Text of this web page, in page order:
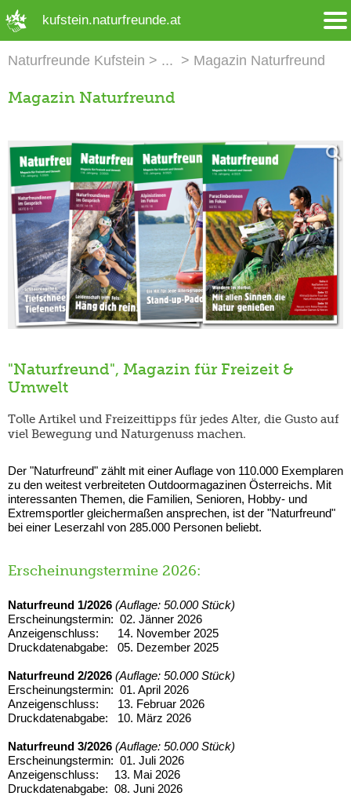
kufstein.naturfreunde.at
Naturfreunde Kufstein Magazin Naturfreund
Magazin Naturfreund
"Naturfreund", Magazin für Freizeit &
Umwelt
Tolle Artikel und Freizeittipps für jedes Alter, die Gusto auf
viel Bewegung und Naturgenuss machen.
Der "Naturfreund" zählt mit einer Auflage von 110.000 Exemplaren
zu den weitest verbreiteten Outdoormagazinen Österreichs. Mit
interessanten Themen, die Familien, Senioren, Hobby- und
Extremsportler gleichermaßen ansprechen, ist der "Naturfreund"
bei einer Leserzahl von 285.000 Personen beliebt.
Erscheinungstermine 2026:
Naturfreund 1/2026 (Auflage: 50.000 Stück)
Erscheinungstermin: 02. Jänner 2026
Anzeigenschluss: 14. November 2025
Druckdatenabgabe: 05. Dezember 2025
Naturfreund 2/2026 (Auflage: 50.000 Stück)
Erscheinungstermin: 01. April 2026
Anzeigenschluss: 13. Februar 2026
Druckdatenabgabe: 10. März 2026
Naturfreund 3/2026 (Auflage: 50.000 Stück)
Erscheinungstermin: 01. Juli 2026
Anzeigenschluss: 13. Mai 2026
Druckdatenabgabe: 08. Juni 2026